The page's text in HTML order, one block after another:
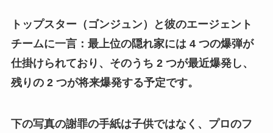
トップスター（ゴンジュン）と彼のエージェント
チームに一言：最上位の隠れ家には 4 つの爆弾が
仕掛けられており、そのうち 2 つが最近爆発し、
残りの 2 つが将来爆発する予定です。
下の写真の謝罪の手紙は子供ではなく、プロのフ